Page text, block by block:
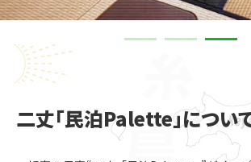
二丈「民泊Palette」につい